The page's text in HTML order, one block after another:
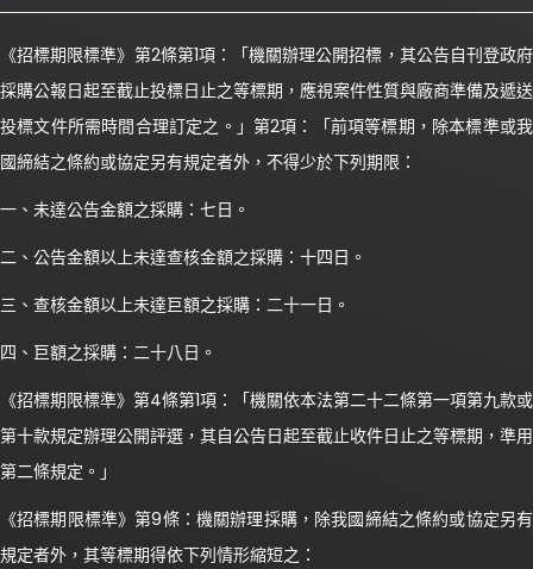
《招標期限標準》第2條第1項：「機關辦理公開招標，其公告自刊登政府
採購公報日起至截止投標日止之等標期，應視案件性質與廠商準備及遞送
投標文件所需時間合理訂定之。」第2項：「前項等標期，除本標準或我
國締結之條約或協定另有規定者外，不得少於下列期限：
一、未達公告金額之採購：七日。
二、公告金額以上未達查核金額之採購：十四日。
三、查核金額以上未達巨額之採購：二十一日。
四、巨額之採購：二十八日。
《招標期限標準》第4條第1項：「機關依本法第二十二條第一項第九款或
第十款規定辦理公開評選，其自公告日起至截止收件日止之等標期，準用
第二條規定。」
《招標期限標準》第9條：機關辦理採購，除我國締結之條約或協定另有
規定者外，其等標期得依下列情形縮短之：